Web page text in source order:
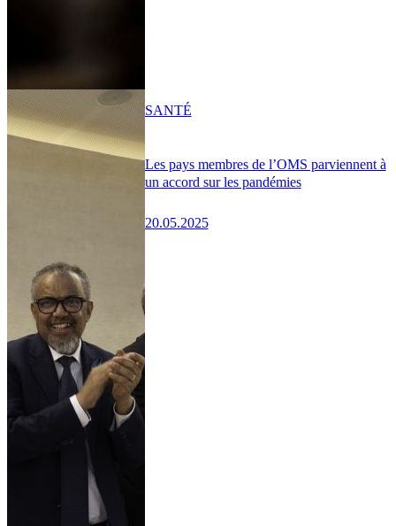
Les pays membres de l’OMS parviennent à
un accord sur les pandémies
20.05.2025
SANTÉ